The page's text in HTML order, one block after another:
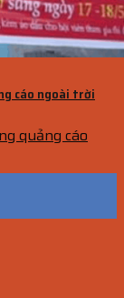
cáo ngoài trời
quảng cáo